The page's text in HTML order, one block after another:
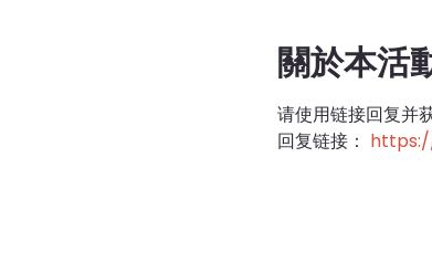
關於本活
请使用链接回复并
回复链接：